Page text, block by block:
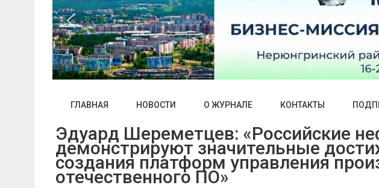
ГЛАВНАЯ НОВОСТИ О ЖУРНАЛЕ КОНТАКТЫ
Эдуард Шереметцев: «Российские
демонстрируют значительные
создания платформ управления
отечественного ПО»